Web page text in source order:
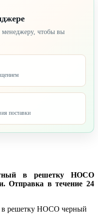
менеджеру, чтобы вы
поставки
в решетку HOCO
Отправка в течение 24
решетку HOCO черный